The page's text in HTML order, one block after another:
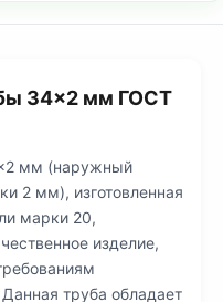
34×2 мм ГОСТ
мм (наружный
2 мм), изготовленная
марки 20,
изделие,
труба обладает